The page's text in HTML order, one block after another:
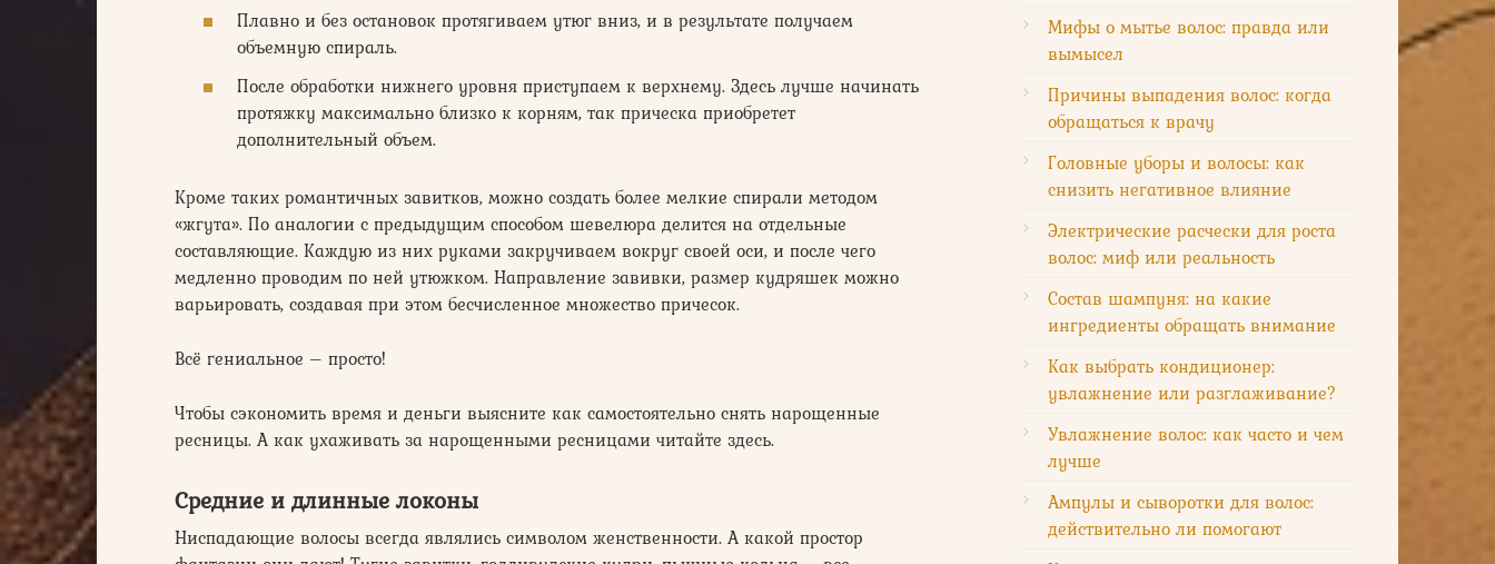
Плавно и без остановок протягиваем утюг вниз, и в результате получаем
объемную спираль.
После обработки нижнего уровня приступаем к верхнему. Здесь лучше начинать
протяжку максимально близко к корням, так прическа приобретет
дополнительный объем.
Кроме таких романтичных завитков, можно создать более мелкие спирали методом
«жгута». По аналогии с предыдущим способом шевелюра делится на отдельные
составляющие. Каждую из них руками закручиваем вокруг своей оси, и после чего
медленно проводим по ней утюжком. Направление завивки, размер кудряшек можно
варьировать, создавая при этом бесчисленное множество причесок.
Всё гениальное – просто!
Чтобы сэкономить время и деньги выясните как самостоятельно снять нарощенные
ресницы. А как ухаживать за нарощенными ресницами читайте здесь.
Средние и длинные локоны
Ниспадающие волосы всегда являлись символом женственности. А какой простор
Мифы о мытье волос: правда или
вымысел
Причины выпадения волос: когда
обращаться к врачу
Головные уборы и волосы: как
снизить негативное влияние
Электрические расчески для роста
волос: миф или реальность
Состав шампуня: на какие
ингредиенты обращать внимание
Как выбрать кондиционер:
увлажнение или разглаживание?
Увлажнение волос: как часто и чем
лучше
Ампулы и сыворотки для волос:
действительно ли помогают